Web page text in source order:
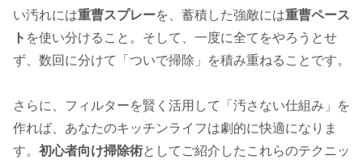
い汚れには重曹スプレーを、蓄積した強敵には重曹ペース
ト を使い分けること。そして、一度に全てをやろうとせ
ず、数回に分けて「ついで掃除」を積み重ねることです。
さらに、フィルターを賢く活用して「汚さない仕組み」を
作れば、あなたのキッチンライフは劇的に快適になりま
す。 初心者向け掃除術としてご紹介したこれらのテクニッ